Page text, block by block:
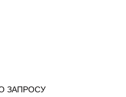
ЗАПРОСУ